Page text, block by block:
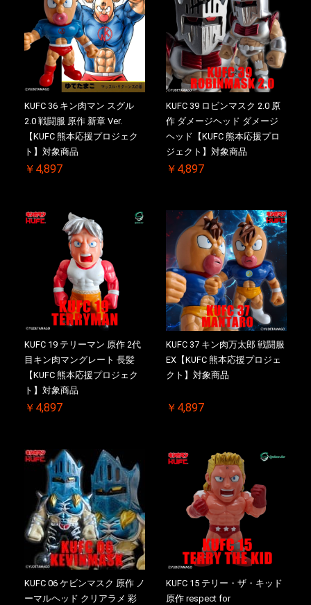
KUFC 36 キン肉マン スグル
2.0 戦闘服 原作 新章 Ver.
【KUFC 熊本応援プロジェク
ト】対象商品
￥4,897
KUFC 39 ロビンマスク 2.0 原
作 ダメージヘッド ダメージ
ヘッド【KUFC 熊本応援プロ
ジェクト】対象商品
￥4,897
KUFC 19 テリーマン 原作 2代
目キン肉マングレート 長髪
【KUFC 熊本応援プロジェク
ト】対象商品
￥4,897
KUFC 37 キン肉万太郎 戦闘服
EX【KUFC 熊本応援プロジェ
クト】対象商品
￥4,897
KUFC 06 ケビンマスク 原作 ノ
ーマルヘッド クリアラメ 彩
KUFC 15 テリー・ザ・キッド
原作 respect for